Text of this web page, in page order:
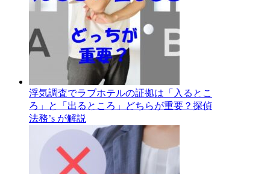
浮気調査でラブホテルの証拠は「入るとこ
ろ」と「出るところ」どちらが重要？探偵
法務’s が解説